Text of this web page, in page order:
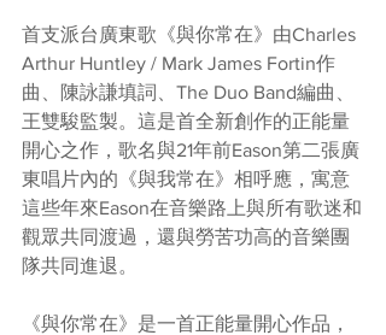
首支派台廣東歌《與你常在》由Charles
Arthur Huntley / Mark James Fortin作
曲、陳詠謙填詞、The Duo Band編曲、
王雙駿監製。這是首全新創作的正能量
開心之作，歌名與21年前Eason第二張廣
東唱片內的《與我常在》相呼應，寓意
這些年來Eason在音樂路上與所有歌迷和
觀眾共同渡過，還與勞苦功高的音樂團
隊共同進退。
《與你常在》是一首正能量開心作品，